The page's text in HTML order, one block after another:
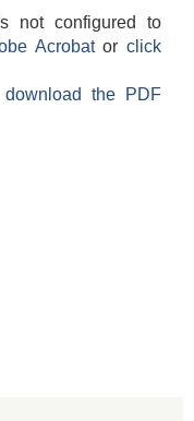
not configured to
Acrobatorclick
the PDF